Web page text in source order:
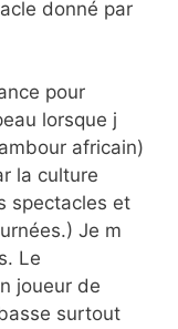
donné par
pour
lorsque j
africain)
la culture
spectacles et
Je m
Le
joueur de
surtout